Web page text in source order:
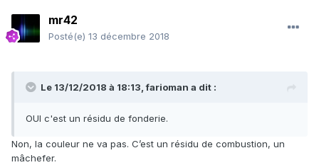
mr42
Posté(e) 13 décembre 2018
Le 13/12/2018 à 18:13,farioman a dit :
OUI c'est un résidu de fonderie.
Non, la couleur ne va pas. C’est un résidu de combustion, un
mâchefer.